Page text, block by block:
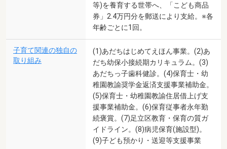
等)を養育する世帯へ、「こども商品
券」2.4万円分を郵送により支給。※各
年齢ごとに1回。
子育て関連の独自の
取り組み
(1)あだちはじめてえほん事業。(2)あ
だち幼保小接続期カリキュラム。(3)
あだちっ子歯科健診。(4)保育士・幼
稚園教諭奨学金返済支援事業補助金。
(5)保育士・幼稚園教諭住居借上げ支
援事業補助金。(6)保育従事者永年勤
続褒賞。(7)足立区教育・保育の質ガ
イドライン。(8)病児保育(施設型)。
(9)子ども預かり・送迎等支援事業